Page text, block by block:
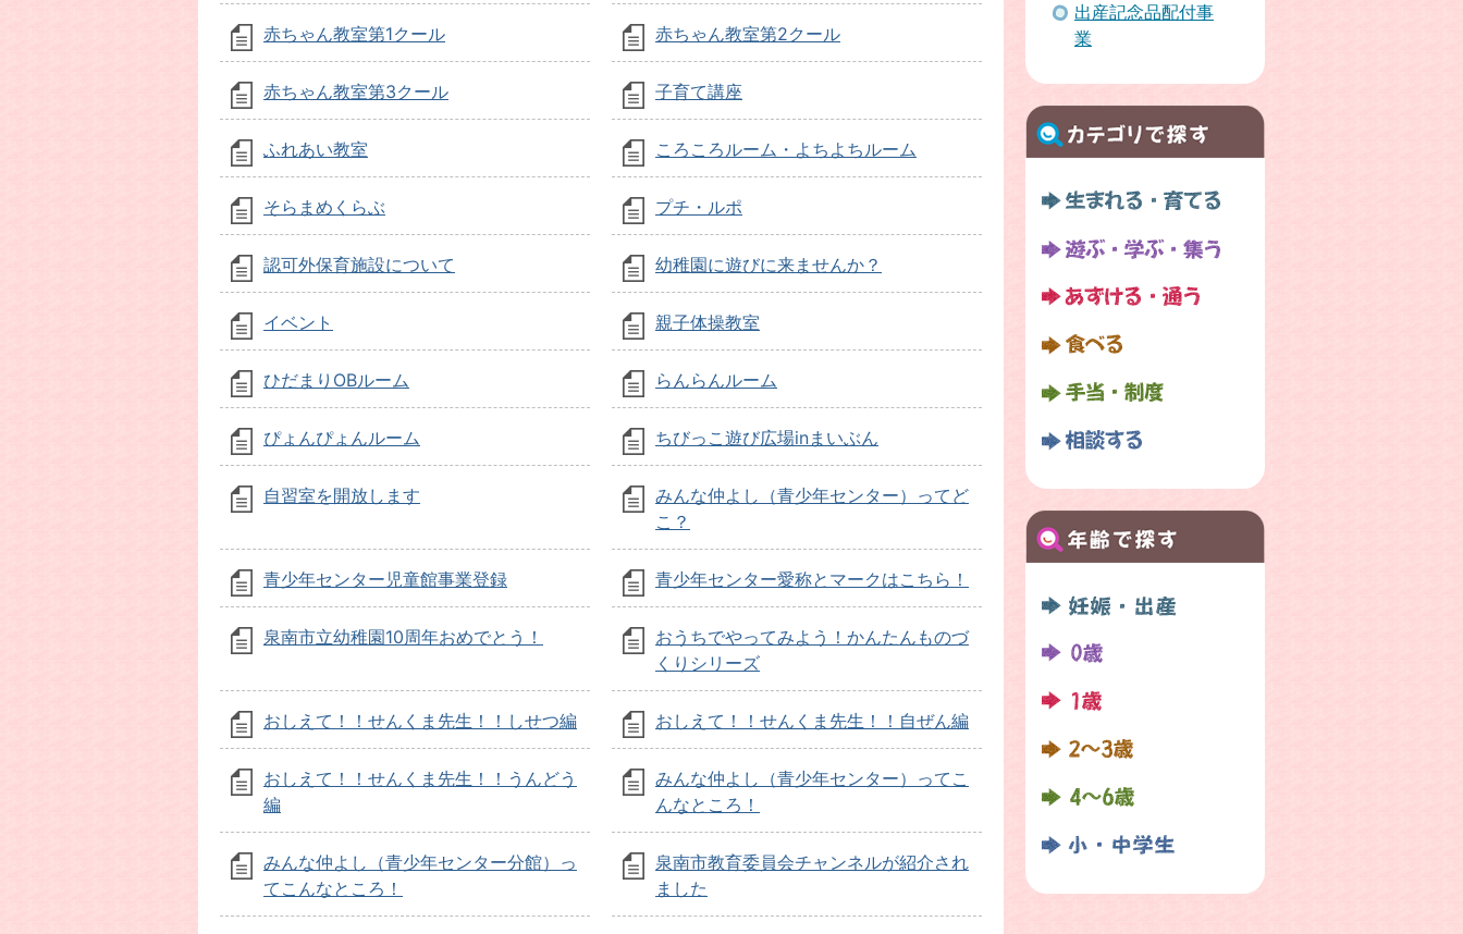
赤ちゃん教室第1クール 赤ちゃん教室第2クール
赤ちゃん教室第3クール 子育て講座
ふれあい教室 ころころルーム・よちよちルーム
そらまめくらぶ プチ・ルポ
認可外保育施設について 幼稚園に遊びに来ませんか？
イベント 親子体操教室
ひだまりOBルーム らんらんルーム
ぴょんぴょんルーム ちびっこ遊び広場inまいぶん
自習室を開放します
みんな仲よし（青少年センター）ってど
こ？
青少年センター児童館事業登録 青少年センター愛称とマークはこちら！
泉南市立幼稚園10周年おめでとう！
おうちでやってみよう！かんたんものづ
くりシリーズ
おしえて！！せんくま先生！！しせつ編 おしえて！！せんくま先生！！自ぜん編
おしえて！！せんくま先生！！うんどう
編
みんな仲よし（青少年センター）ってこ
んなところ！
みんな仲よし（青少年センター分館）っ
てこんなところ！
泉南市教育委員会チャンネルが紹介され
ました
出産記念品配付事
業